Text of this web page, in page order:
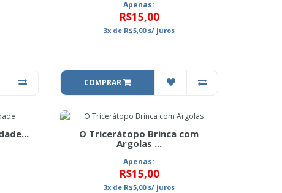
Apenas:
R$15,00
3xde R$5,00s/ juros
COMPRAR
O Tricerátopo Brinca com
Argolas ...
Apenas:
R$15,00
3xde R$5,00s/ juros